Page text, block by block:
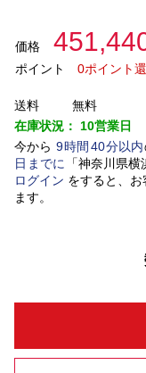
価格
ポイント
0ポイント
送料
無料
在庫状況： 10営業日
今から 9時間 40分以内
日 までに 「神奈川県横
ログイン をすると、
ます。